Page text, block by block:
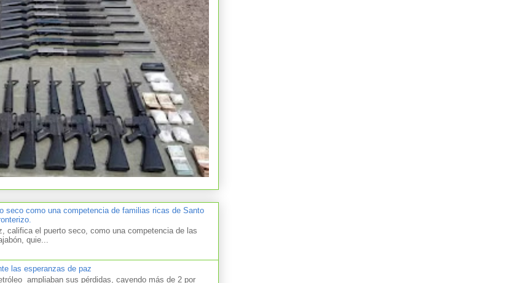
seco como una competencia de familias ricas de Santo
califica el puerto seco, como una competencia de las
quie...
las esperanzas de paz
ampliaban sus pérdidas, cayendo más de 2 por